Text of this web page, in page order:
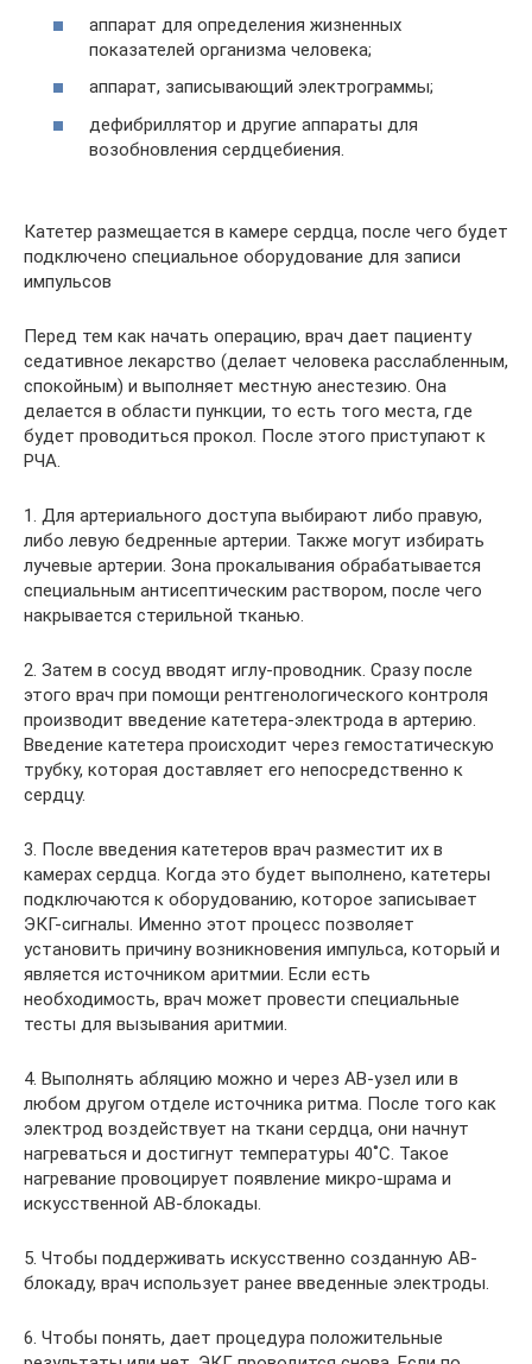
аппарат для определения жизненных
показателей организма человека;
аппарат, записывающий электрограммы;
дефибриллятор и другие аппараты для
возобновления сердцебиения.
Катетер размещается в камере сердца, после чего будет
подключено специальное оборудование для записи
импульсов
Перед тем как начать операцию, врач дает пациенту
седативное лекарство (делает человека расслабленным,
спокойным) и выполняет местную анестезию. Она
делается в области пункции, то есть того места, где
будет проводиться прокол. После этого приступают к
РЧА.
1. Для артериального доступа выбирают либо правую,
либо левую бедренные артерии. Также могут избирать
лучевые артерии. Зона прокалывания обрабатывается
специальным антисептическим раствором, после чего
накрывается стерильной тканью.
2. Затем в сосуд вводят иглу-проводник. Сразу после
этого врач при помощи рентгенологического контроля
производит введение катетера-электрода в артерию.
Введение катетера происходит через гемостатическую
трубку, которая доставляет его непосредственно к
сердцу.
3. После введения катетеров врач разместит их в
камерах сердца. Когда это будет выполнено, катетеры
подключаются к оборудованию, которое записывает
ЭКГ-сигналы. Именно этот процесс позволяет
установить причину возникновения импульса, который и
является источником аритмии. Если есть
необходимость, врач может провести специальные
тесты для вызывания аритмии.
4. Выполнять абляцию можно и через АВ-узел или в
любом другом отделе источника ритма. После того как
электрод воздействует на ткани сердца, они начнут
нагреваться и достигнут температуры 40˚С. Такое
нагревание провоцирует появление микро-шрама и
искусственной АВ-блокады.
5. Чтобы поддерживать искусственно созданную АВ-
блокаду, врач использует ранее введенные электроды.
6. Чтобы понять, дает процедура положительные